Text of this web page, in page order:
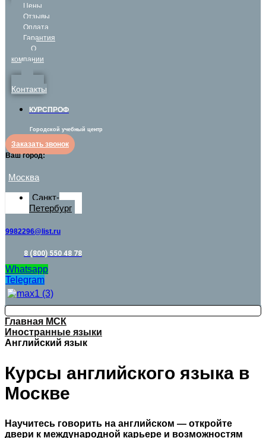
Цены
Отзывы
Оплата
Гарантия
О
компании
Контакты
КУРСПРОФ
Городской учебный центр
Заказать звонок
Ваш город:
Москва
Санкт-
Петербург
9982296@list.ru
8 (800) 550 48 78
Whatsapp
Telegram
Главная МСК
Иностранные языки
Английский язык
Курсы английского языка в
Москве
Научитесь говорить на английском — откройте
двери к международной карьере и возможностям